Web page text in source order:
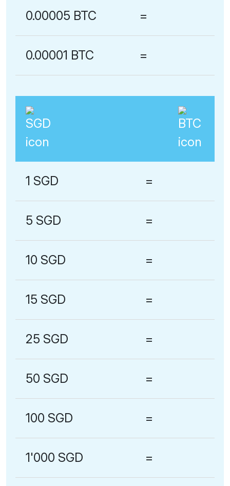
0.00005 BTC =
0.00001 BTC =
1 SGD =
5 SGD =
10 SGD =
15 SGD =
25 SGD =
50 SGD =
100 SGD =
1'000 SGD =